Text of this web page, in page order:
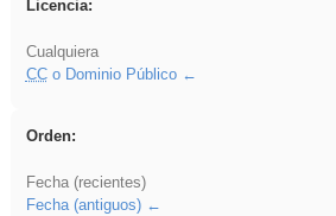
Licencia:
Cualquiera
CCo Dominio Público
Orden:
Fecha (recientes)
Fecha (antiguos)